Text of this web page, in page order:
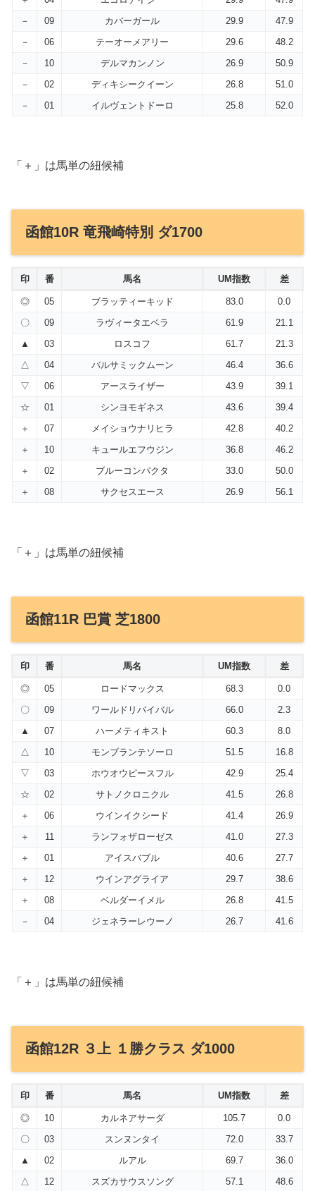
－
09 カバーガール 29.9
47.9
－
06 テーオーメアリー 29.6
48.2
－
10 デルマカンノン 26.9
50.9
－
02 ディキシークイーン 26.8
51.0
－
01 イルヴェントドーロ 25.8 52.0
「＋」は馬単の紐候補
函館10R 竜飛崎特別 ダ1700
印 番 馬名 UM指数 差
◎ 05 ブラッティーキッド 83.0
0.0
〇
09 ラヴィータエベラ 61.9
21.1
▲
03 ロスコフ 61.7
21.3
△
04 バルサミックムーン 46.4
36.6
▽
06 アースライザー 43.9
39.1
☆
01 シンヨモギネス 43.6
39.4
＋
07 メイショウナリヒラ 42.8
40.2
＋
10 キュールエフウジン 36.8
46.2
＋
02 ブルーコンパクタ 33.0
50.0
＋
08 サクセスエース 26.9 56.1
「＋」は馬単の紐候補
函館11R 巴賞 芝1800
印 番 馬名 UM指数 差
◎ 05 ロードマックス 68.3
0.0
〇
09 ワールドリバイバル 66.0
2.3
▲
07 ハーメティキスト 60.3
8.0
△
10 モンブランテソーロ 51.5
16.8
▽
03 ホウオウピースフル 42.9
25.4
☆
02 サトノクロニクル 41.5
26.8
＋
06 ウインイクシード 41.4
26.9
＋
11 ランフォザローゼス 41.0
27.3
＋
01 アイスバブル 40.6
27.7
＋
12 ウインアグライア 29.7
38.6
＋
08 ベルダーイメル 26.8
41.5
－
04 ジェネラーレウーノ 26.7 41.6
「＋」は馬単の紐候補
函館12R ３上 １勝クラス ダ1000
印 番 馬名 UM指数 差
◎ 10 カルネアサーダ 105.7
0.0
〇
03 スンヌンタイ 72.0
33.7
▲
02 ルアル 69.7
36.0
△
12 スズカサウスソング 57.1
48.6